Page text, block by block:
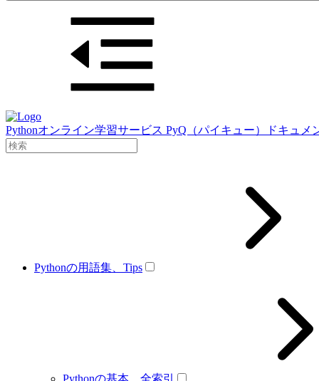
Pythonオンライン学習サービス PyQ（パイキュー）ドキュメ
Pythonの用語集、Tips
Pythonの基本、全索引